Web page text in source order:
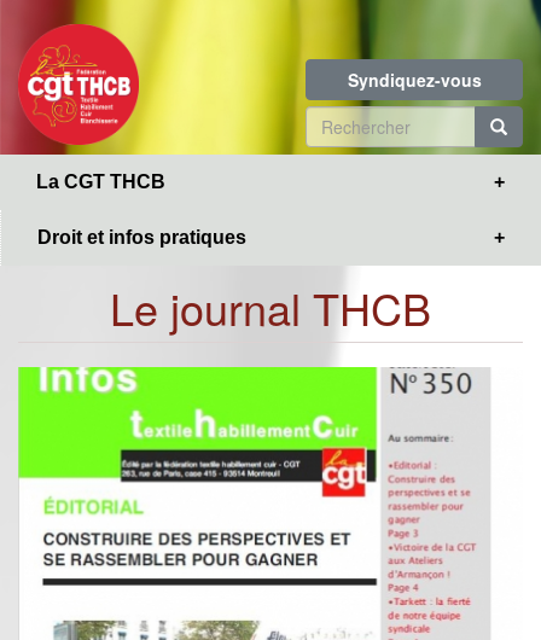
contenu
principal
Syndiquez-vous
Formulaire
de
La CGT THCB
Droit et infos pratiques
Le journal THCB